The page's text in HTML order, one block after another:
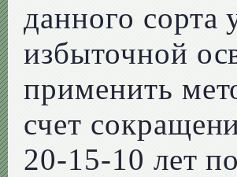
данного сорта
избыточной
применить
счет
20-15-10 лет